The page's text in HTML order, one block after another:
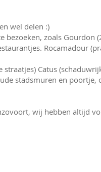
wel delen :)
bezoeken, zoals Gourdon
Rocamadour
Catus
stadsmuren en poortje,
wij hebben altijd